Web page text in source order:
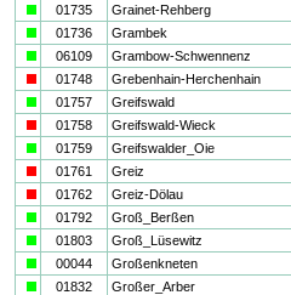
01735 Grainet-Rehberg
01736 Grambek
06109 Grambow-Schwennenz
01748 Grebenhain-Herchenhain
01757 Greifswald
01758 Greifswald-Wieck
01759 Greifswalder_Oie
01761 Greiz
01762 Greiz-Dölau
01792 Groß_Berßen
01803 Groß_Lüsewitz
00044 Großenkneten
01832 Großer_Arber